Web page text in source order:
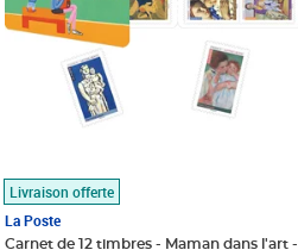
Livraison offerte
La Poste
Carnet de 12 timbres - Maman dans l'art -